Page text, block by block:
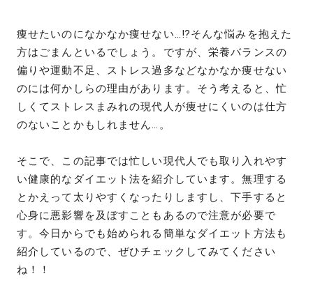
痩せたいのになかなか痩せない…⁉そんな悩みを抱えた
方はごまんといるでしょう。ですが、栄養バランスの
偏りや運動不足、ストレス過多などなかなか痩せない
のには何かしらの理由があります。そう考えると、忙
しくてストレスまみれの現代人が痩せにくいのは仕方
のないことかもしれません…。
そこで、この記事では忙しい現代人でも取り入れやす
い健康的なダイエット法を紹介しています。無理する
とかえって太りやすくなったりしますし、下手すると
心身に悪影響を及ぼすこともあるので注意が必要で
す。今日からでも始められる簡単なダイエット方法も
紹介しているので、ぜひチェックしてみてください
ね！！